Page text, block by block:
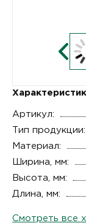
Артикул:
Тип продукции:
Материал:
Ширина, мм:
Высота, мм:
Длина, мм:
Смотреть все